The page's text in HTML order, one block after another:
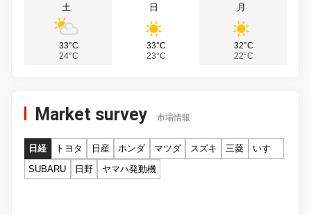
土
33°C
24°C
日
33°C
23°C
月
32°C
22°C
Market survey 市場情報
日経 トヨタ 日産 ホンダ マツダ スズキ 三菱
いすゞ
SUBARU
日野 ヤマハ発動機